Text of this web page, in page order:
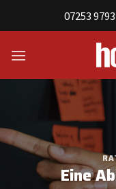
07253
Eine